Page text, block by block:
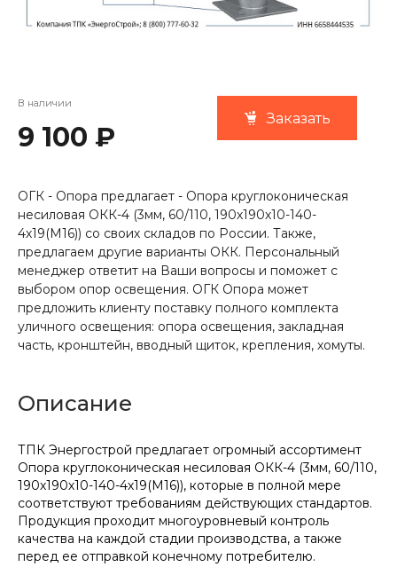
В наличии
9 100 ₽
Заказать
ОГК - Опора предлагает - Опора круглоконическая
несиловая ОКК-4 (3мм, 60/110, 190х190х10-140-
4х19(М16)) со своих складов по России. Также,
предлагаем другие варианты ОКК. Персональный
менеджер ответит на Ваши вопросы и поможет с
выбором опор освещения. ОГК Опора может
предложить клиенту поставку полного комплекта
уличного освещения: опора освещения, закладная
часть, кронштейн, вводный щиток, крепления, хомуты.
Описание
ТПК Энергострой предлагает огромный ассортимент
Опора круглоконическая несиловая ОКК-4 (3мм, 60/110,
190х190х10-140-4х19(М16)), которые в полной мере
соответствуют требованиям действующих стандартов.
Продукция проходит многоуровневый контроль
качества на каждой стадии производства, а также
перед ее отправкой конечному потребителю.